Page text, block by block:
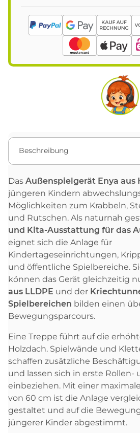
Beschreibung
Das Außenspielgerät Enya aus
jüngeren Kindern
Möglichkeiten zum Krabbeln,
und Rutschen. Als naturnah
und Kita-Ausstattung für das
eignet sich die Anlage für
Kindertageseinrichtungen,
und öffentliche Spielbereiche.
können das Gerät gleichzeitig
aus LLDPE und der
Spielbereichen bilden einen
Bewegungsparcours.
Eine Treppe führt auf die
Holzdach. Spielwände und
schaffen zusätzliche
und lassen sich in erste Rollen-
einbeziehen. Mit einer
von 60 cm ist die Anlage
gestaltet und auf die
jüngerer Kinder abgestimmt.